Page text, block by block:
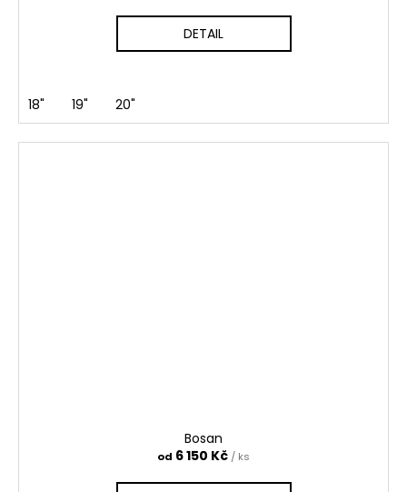
DETAIL
18" 19" 20"
Bosan
od 6 150 Kč / ks